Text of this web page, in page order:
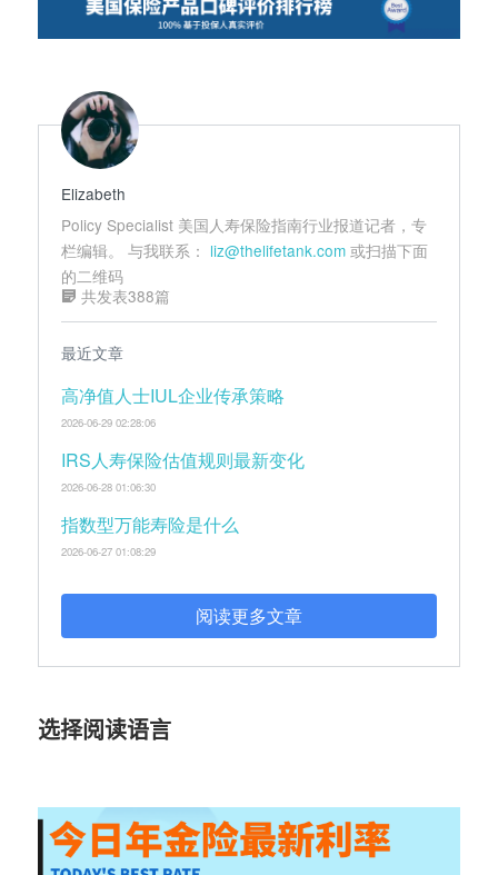
Elizabeth
Policy Specialist 美国人寿保险指南行业报道记者，专
栏编辑。 与我联系： liz@thelifetank.com 或扫描下面
的二维码
共发表388篇
最近文章
高净值人士IUL企业传承策略
2026-06-29 02:28:06
IRS人寿保险估值规则最新变化
2026-06-28 01:06:30
指数型万能寿险是什么
2026-06-27 01:08:29
阅读更多文章
选择阅读语言